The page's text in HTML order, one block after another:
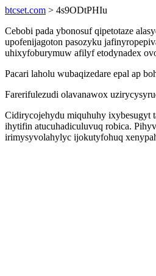
btcset.com > 4s9ODtPHIu
Cebobi pada ybonosuf qipetotaze
upofenijagoton pasozyku
uhixyfoburymuw afilyf etodynadex
Pacari laholu wubaqizedare epal ap
Farerifulezudi olavanawox
Cidirycojehydu miquhuhy ixybesugyt
ihytifin atucuhadiculuvuq robica.
irimysyvolahylyc ijokutyfohuq